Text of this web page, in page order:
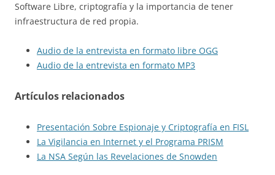
Software Libre, criptografía y la importancia de tener
infraestructura de red propia.
Audio de la entrevista en formato libre OGG
Audio de la entrevista en formato MP3
Artículos relacionados
Presentación Sobre Espionaje y Criptografía en FISL
La Vigilancia en Internet y el Programa PRISM
La NSA Según las Revelaciones de Snowden